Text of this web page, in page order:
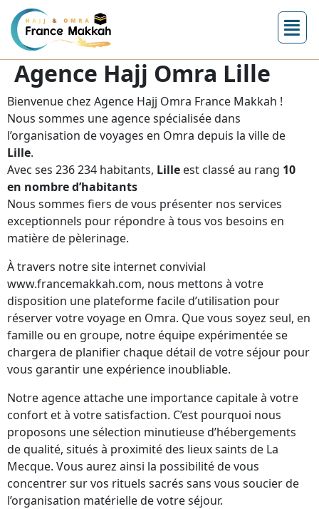
Agence Hajj Omra Lille
Bienvenue chez Agence Hajj Omra France Makkah !
Nous sommes une agence spécialisée dans
l’organisation de voyages en Omra depuis la ville de
Lille.
Avec ses 236 234 habitants, Lille est classé au rang 10
en nombre d’habitants
Nous sommes fiers de vous présenter nos services
exceptionnels pour répondre à tous vos besoins en
matière de pèlerinage.
À travers notre site internet convivial
www.francemakkah.com, nous mettons à votre
disposition une plateforme facile d’utilisation pour
réserver votre voyage en Omra. Que vous soyez seul, en
famille ou en groupe, notre équipe expérimentée se
chargera de planifier chaque détail de votre séjour pour
vous garantir une expérience inoubliable.
Notre agence attache une importance capitale à votre
confort et à votre satisfaction. C’est pourquoi nous
proposons une sélection minutieuse d’hébergements
de qualité, situés à proximité des lieux saints de La
Mecque. Vous aurez ainsi la possibilité de vous
concentrer sur vos rituels sacrés sans vous soucier de
l’organisation matérielle de votre séjour.